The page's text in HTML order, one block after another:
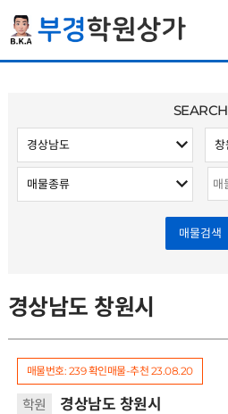
SEARCH
매물검색
경상남도 창원시
매물번호: 239확인매물-추천 23.08.20
학원 경상남도 창원시